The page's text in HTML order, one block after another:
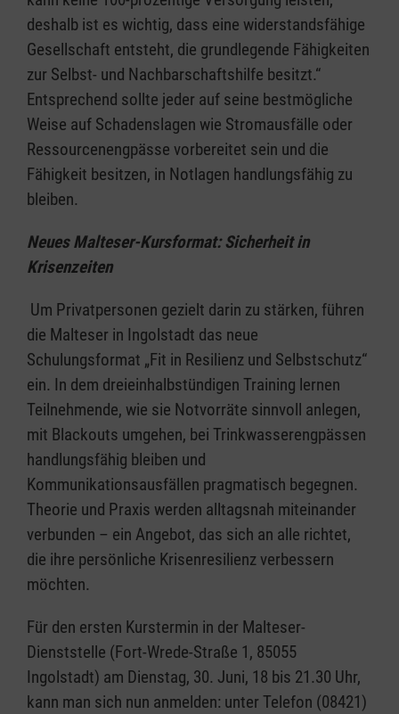
deshalb ist es wichtig, dass eine widerstandsfähige
Gesellschaft entsteht, die grundlegende Fähigkeiten
zur Selbst- und Nachbarschaftshilfe besitzt.“
Entsprechend sollte jeder auf seine bestmögliche
Weise auf Schadenslagen wie Stromausfälle oder
Ressourcenengpässe vorbereitet sein und die
Fähigkeit besitzen, in Notlagen handlungsfähig zu
bleiben.
Neues Malteser-Kursformat: Sicherheit in
Krisenzeiten
Um Privatpersonen gezielt darin zu stärken, führen
die Malteser in Ingolstadt das neue
Schulungsformat „Fit in Resilienz und Selbstschutz“
ein. In dem dreieinhalbstündigen Training lernen
Teilnehmende, wie sie Notvorräte sinnvoll anlegen,
mit Blackouts umgehen, bei Trinkwasserengpässen
handlungsfähig bleiben und
Kommunikationsausfällen pragmatisch begegnen.
Theorie und Praxis werden alltagsnah miteinander
verbunden – ein Angebot, das sich an alle richtet,
die ihre persönliche Krisenresilienz verbessern
möchten.
Für den ersten Kurstermin in der Malteser-
Dienststelle (Fort-Wrede-Straße 1, 85055
Ingolstadt) am Dienstag, 30. Juni, 18 bis 21.30 Uhr,
kann man sich nun anmelden: unter Telefon (08421)